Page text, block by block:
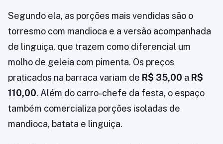
Segundo ela, as porções mais vendidas são o
torresmo com mandioca e a versão acompanhada
de linguiça, que trazem como diferencial um
molho de geleia com pimenta. Os preços
praticados na barraca variam de R$ 35,00 a R$
110,00. Além do carro-chefe da festa, o espaço
também comercializa porções isoladas de
mandioca, batata e linguiça.